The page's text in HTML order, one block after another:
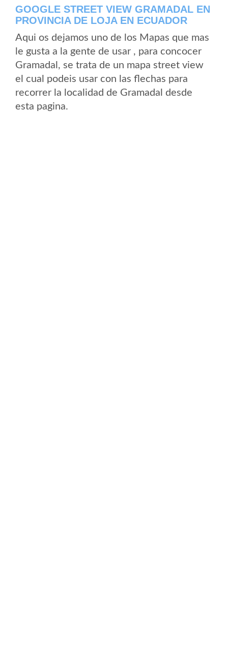
GOOGLE STREET VIEW GRAMADAL EN
PROVINCIA DE LOJA EN ECUADOR
Aqui os dejamos uno de los Mapas que mas
le gusta a la gente de usar , para concocer
Gramadal, se trata de un mapa street view
el cual podeis usar con las flechas para
recorrer la localidad de Gramadal desde
esta pagina.